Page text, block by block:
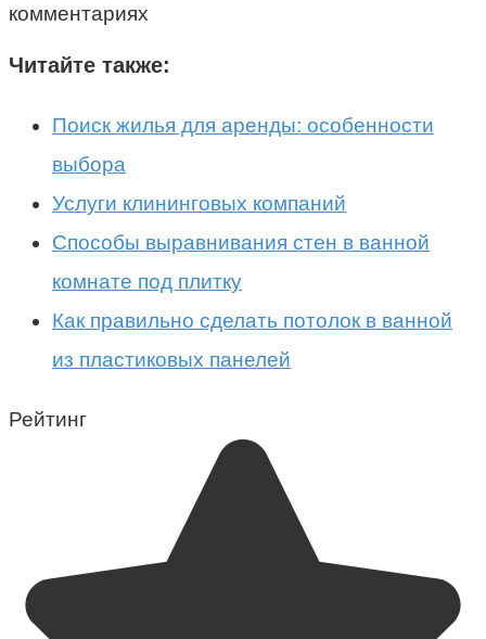
комментариях
Читайте также:
Поиск жилья для аренды: особенности
выбора
Услуги клининговых компаний
Способы выравнивания стен в ванной
комнате под плитку
Как правильно сделать потолок в ванной
из пластиковых панелей
Рейтинг